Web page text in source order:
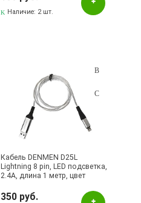
Наличие: 2 шт.
Кабель DENMEN D25L
Lightning 8 pin, LED подсветка,
2.4A, длина 1 метр, цвет
350 руб.